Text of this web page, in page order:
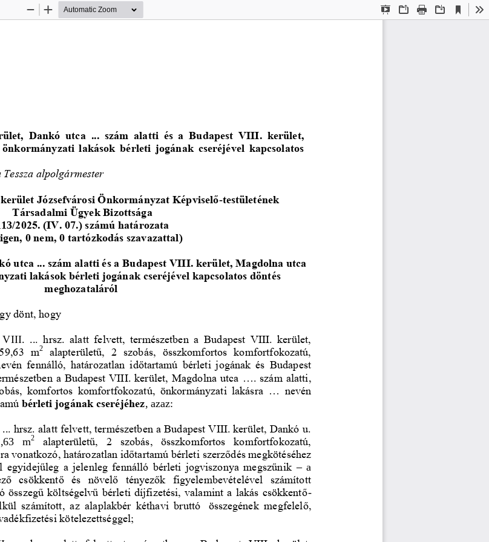
Presentation
OpenPrint Download
Current
View
Zoom
Zoom
Dankó  utca ...  szám  alatti  és  a  Budapest  VIII.  kerület,
önkormányzati  lakások  bérleti  jogának  cseréjével  kapcsolatos
alpolgármester
Józsefvárosi Önkormányzat Képviselő-testületének
Társadalmi Ügyek Bizottsága
3/2025. (IV. 07.) számú határozata
igen, 0 nem, 0 tartózkodás szavazattal)
utca ... szám alatti és a Budapest VIII. kerület, Magdolna utca
lakások bérleti jogának cseréjével kapcsolatos döntés
meghozataláról
dönt, hogy
VIII.
.  hrsz.  alatt  felvett,  természetben  a  Budapest  VIII.  kerület,
m2
alapterületű,  2  szobás,  összkomfortos  komfortfokozatú,
fennálló,  határozatlan  időtartamú  bérleti  jogának  és  Budapest
a Budapest VIII. kerület, Magdolna utca
. szám alatti,
komfortos  komfortfokozatú,  önkormányzati  lakásra
nevén
bérleti jogának cseréjéhez , azaz:
. hrsz. alatt felvett, természetben a Budapest VIII. kerület, Dankó u.
m2
alapterületű,  2  szobás,  összkomfortos  komfortfokozatú,
vonatkozó, határozatlan időtartamú bérleti szerződés megkötéséhez
egyidejűleg  a  jelenleg  fennálló  bérleti  jogviszonya  megszűnik – a
csökkentő  és  növelő  tényezők  figyelembevételével  számított
összegű költségelvű bérleti díjfizetési, valamint a lakás csökkentő-
számított,  az  alaplakbér  kéthavi  bruttó
összegének  megfelelő,
kötelezettséggel;